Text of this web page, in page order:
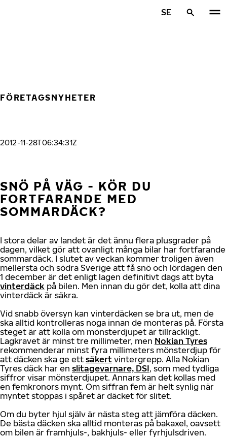
SE
FÖRETAGSNYHETER
2012-11-28T06:34:31Z
SNÖ PÅ VÄG - KÖR DU
FORTFARANDE MED
SOMMARDÄCK?
I stora delar av landet är det ännu flera plusgrader på
dagen, vilket gör att ovanligt många bilar har fortfarande
sommardäck. I slutet av veckan kommer troligen även
mellersta och södra Sverige att få snö och lördagen den
1 december är det enligt lagen definitivt dags att byta
vinterdäck på bilen. Men innan du gör det, kolla att dina
vinterdäck är säkra.
Vid snabb översyn kan vinterdäcken se bra ut, men de
ska alltid kontrolleras noga innan de monteras på. Första
steget är att kolla om mönsterdjupet är tillräckligt.
Lagkravet är minst tre millimeter, men Nokian Tyres
rekommenderar minst fyra millimeters mönsterdjup för
att däcken ska ge ett säkert vintergrepp. Alla Nokian
Tyres däck har en slitagevarnare, DSI, som med tydliga
siffror visar mönsterdjupet. Annars kan det kollas med
en femkronors mynt. Om siffran fem är helt synlig när
myntet stoppas i spåret är däcket för slitet.
Om du byter hjul själv är nästa steg att jämföra däcken.
De bästa däcken ska alltid monteras på bakaxel, oavsett
om bilen är framhjuls-, bakhjuls- eller fyrhjulsdriven.